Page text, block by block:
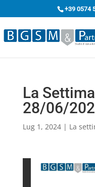
+39 0574
La
28/06/
Lug 1, 2024| La